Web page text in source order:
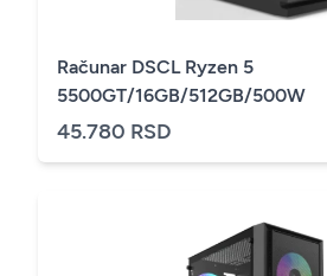
Računar DSCL Ryzen 5
5500GT/16GB/512GB/500W
45.780 RSD